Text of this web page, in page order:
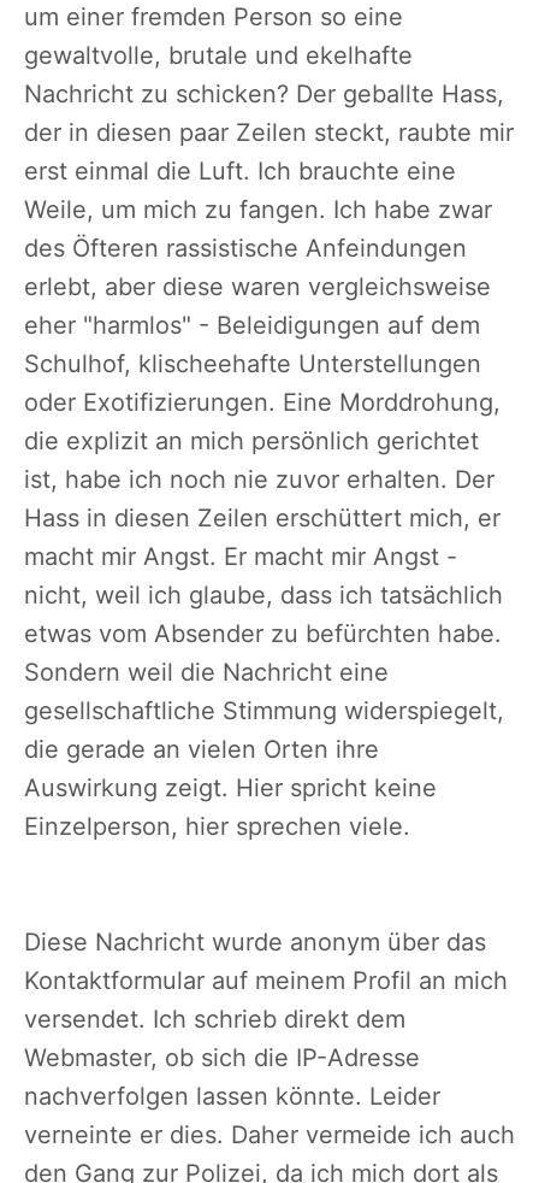
um einer fremden Person so eine
gewaltvolle, brutale und ekelhafte
Nachricht zu schicken? Der geballte Hass,
der in diesen paar Zeilen steckt, raubte mir
erst einmal die Luft. Ich brauchte eine
Weile, um mich zu fangen. Ich habe zwar
des Öfteren rassistische Anfeindungen
erlebt, aber diese waren vergleichsweise
eher "harmlos" - Beleidigungen auf dem
Schulhof, klischeehafte Unterstellungen
oder Exotifizierungen. Eine Morddrohung,
die explizit an mich persönlich gerichtet
ist, habe ich noch nie zuvor erhalten. Der
Hass in diesen Zeilen erschüttert mich, er
macht mir Angst. Er macht mir Angst -
nicht, weil ich glaube, dass ich tatsächlich
etwas vom Absender zu befürchten habe.
Sondern weil die Nachricht eine
gesellschaftliche Stimmung widerspiegelt,
die gerade an vielen Orten ihre
Auswirkung zeigt. Hier spricht keine
Einzelperson, hier sprechen viele.
Diese Nachricht wurde anonym über das
Kontaktformular auf meinem Profil an mich
versendet. Ich schrieb direkt dem
Webmaster, ob sich die IP-Adresse
nachverfolgen lassen könnte. Leider
verneinte er dies. Daher vermeide ich auch
den Gang zur Polizei, da ich mich dort als